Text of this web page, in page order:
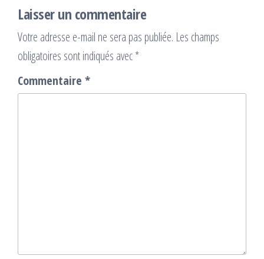
Laisser un commentaire
Votre adresse e-mail ne sera pas publiée. Les champs
obligatoires sont indiqués avec*
Commentaire *